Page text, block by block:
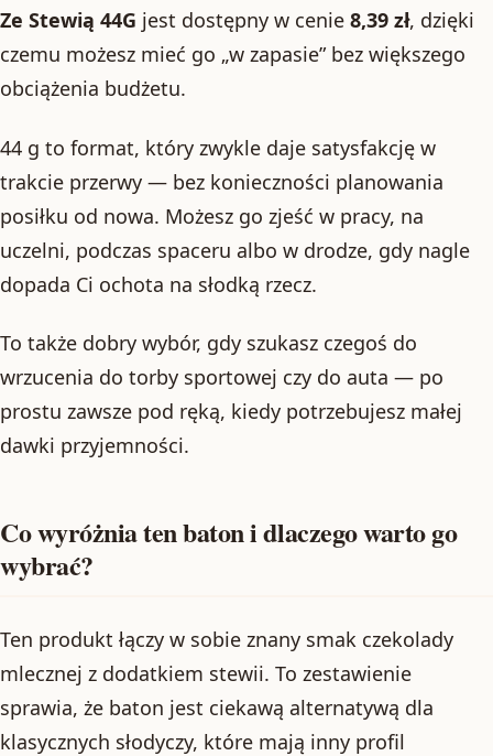
Ze Stewią 44G jest dostępny w cenie 8,39 zł, dzięki
czemu możesz mieć go „w zapasie” bez większego
obciążenia budżetu.
44 g to format, który zwykle daje satysfakcję w
trakcie przerwy — bez konieczności planowania
posiłku od nowa. Możesz go zjeść w pracy, na
uczelni, podczas spaceru albo w drodze, gdy nagle
dopada Ci ochota na słodką rzecz.
To także dobry wybór, gdy szukasz czegoś do
wrzucenia do torby sportowej czy do auta — po
prostu zawsze pod ręką, kiedy potrzebujesz małej
dawki przyjemności.
Co wyróżnia ten baton i dlaczego warto go
wybrać?
Ten produkt łączy w sobie znany smak czekolady
mlecznej z dodatkiem stewii. To zestawienie
sprawia, że baton jest ciekawą alternatywą dla
klasycznych słodyczy, które mają inny profil